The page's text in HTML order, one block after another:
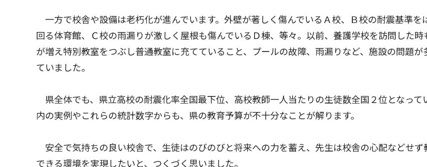
一方で校舎や設備は老朽化が進んでいます。外壁が著しく傷んでいるＡ校、Ｂ校の耐震基準を
回る体育館、Ｃ校の雨漏りが激しく屋根も傷んでいるＤ棟、等々。以前、養護学校を訪問した時
が増え特別教室をつぶし普通教室に充てていること、プールの故障、雨漏りなど、施設の問題が
ていました。
県全体でも、県立高校の耐震化率全国最下位、高校教師一人当たりの生徒数全国２位となって
内の実例やこれらの統計数字からも、県の教育予算が不十分なことが解ります。
安全で気持ちの良い校舎で、生徒はのびのびと将来への力を蓄え、先生は校舎の心配などせず
できる環境を実現したいと、つくづく思いました。